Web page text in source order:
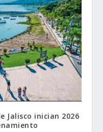
Jalisco inician 2026